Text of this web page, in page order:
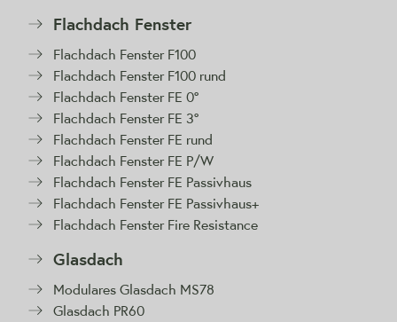
Flachdach Fenster
Flachdach Fenster F100
Flachdach Fenster F100 rund
Flachdach Fenster FE 0°
Flachdach Fenster FE 3°
Flachdach Fenster FE rund
Flachdach Fenster FE P/W
Flachdach Fenster FE Passivhaus
Flachdach Fenster FE Passivhaus+
Flachdach Fenster Fire Resistance
Glasdach
Modulares Glasdach MS78
Glasdach PR60